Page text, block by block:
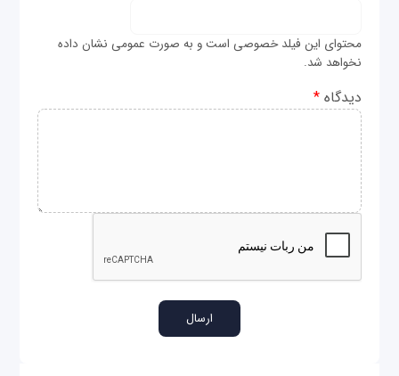
محتوای این فیلد خصوصی است و به صورت عمومی نشان داده
نخواهد شد.
دیدگاه*